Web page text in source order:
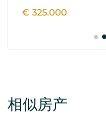
€ 325.000
相似房产